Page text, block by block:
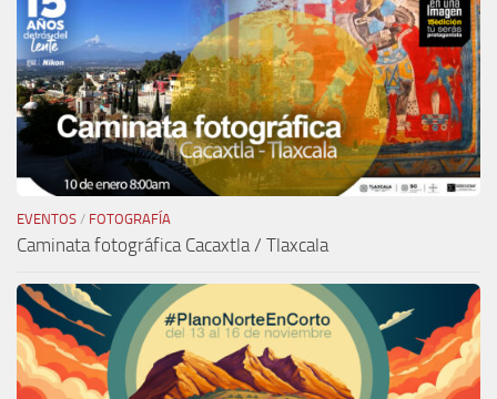
EVENTOS / FOTOGRAFÍA
Caminata fotográfica Cacaxtla / Tlaxcala